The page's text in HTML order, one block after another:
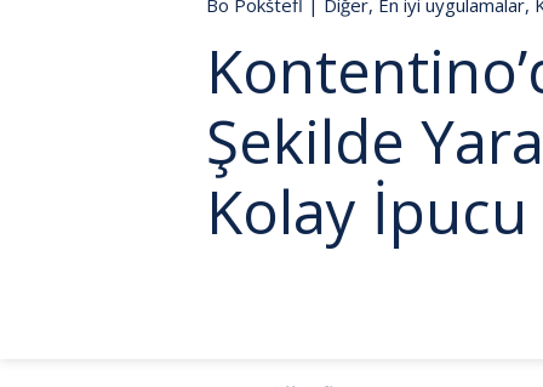
Bo Pokštefl | Diğer, En iyi uygulamalar,
Şekilde
Kolay İpucu